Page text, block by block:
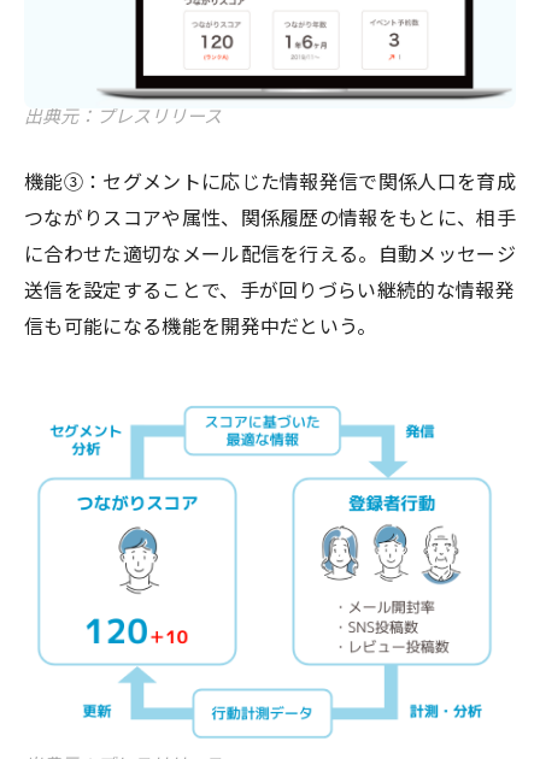
出典元：プレスリリース
機能③：セグメントに応じた情報発信で関係人口を育成
つながりスコアや属性、関係履歴の情報をもとに、相手
に合わせた適切なメール配信を行える。自動メッセージ
送信を設定することで、手が回りづらい継続的な情報発
信も可能になる機能を開発中だという。